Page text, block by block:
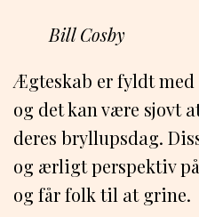
Bill Cosby
Ægteskab er fyldt
og det kan være sjovt
deres bryllupsdag.
og ærligt perspektiv
og får folk til at grine.